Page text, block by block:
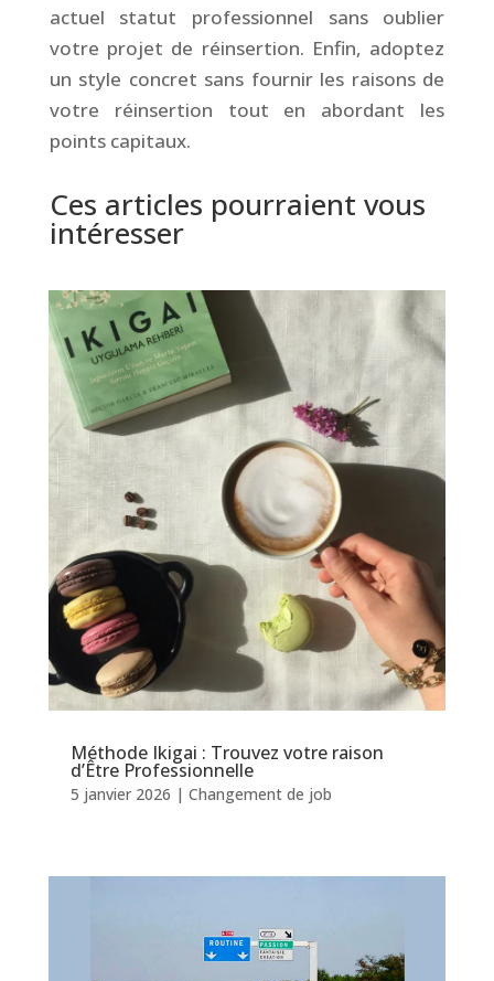
actuel statut professionnel sans oublier
votre projet de réinsertion. Enfin, adoptez
un style concret sans fournir les raisons de
votre réinsertion tout en abordant les
points capitaux.
Ces articles pourraient vous
intéresser
Méthode Ikigai : Trouvez votre raison
d’Être Professionnelle
5 janvier 2026 | Changement de job